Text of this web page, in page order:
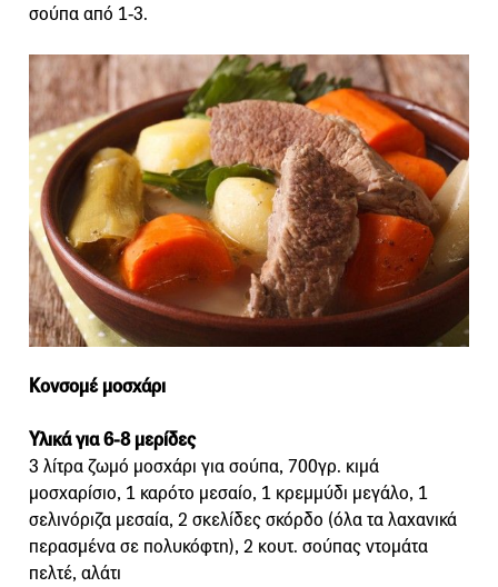
σούπα από 1-3.
Κονσομέ μοσχάρι
Υλικά για 6-8 μερίδες
3 λίτρα ζωμό μοσχάρι για σούπα, 700γρ. κιμά
μοσχαρίσιο, 1 καρότο μεσαίο, 1 κρεμμύδι μεγάλο, 1
σελινόριζα μεσαία, 2 σκελίδες σκόρδο (όλα τα λαχανικά
περασμένα σε πολυκόφτη), 2 κουτ. σούπας ντομάτα
πελτέ, αλάτι